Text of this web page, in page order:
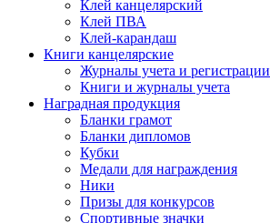
Клей канцелярский
Клей ПВА
Клей-карандаш
Книги канцелярские
Журналы учета и регистрации
Книги и журналы учета
Наградная продукция
Бланки грамот
Бланки дипломов
Кубки
Медали для награждения
Ники
Призы для конкурсов
Спортивные значки